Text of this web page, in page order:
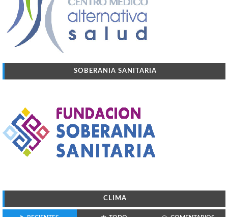
SOBERANIA SANITARIA
CLIMA